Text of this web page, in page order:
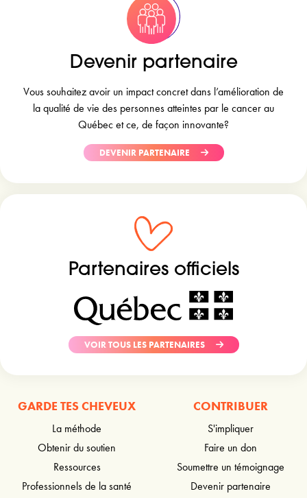
Devenir partenaire
Vous souhaitez avoir un impact concret dans l’amélioration de
la qualité de vie des personnes atteintes par le cancer au
Québec et ce, de façon innovante?
DEVENIR PARTENAIRE
Partenaires officiels
VOIR TOUS LES PARTENAIRES
GARDE TES CHEVEUX
La méthode
Obtenir du soutien
Ressources
Professionnels de la santé
CONTRIBUER
S'impliquer
Faire un don
Soumettre un témoignage
Devenir partenaire